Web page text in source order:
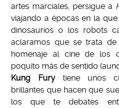
artes marciales, persigue a
viajando a épocas en la
dinosaurios o los robots
aclaramos que se trata
homenaje al cine de los
poquito más de sentido
Kung Furytiene unos
brillantes que hacen que
los que te debates